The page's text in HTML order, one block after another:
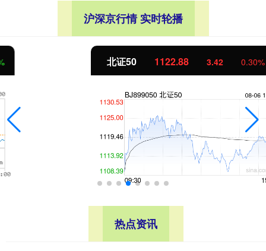
沪深京行情 实时轮播
1122.88 3.42 0.30%
热点资讯